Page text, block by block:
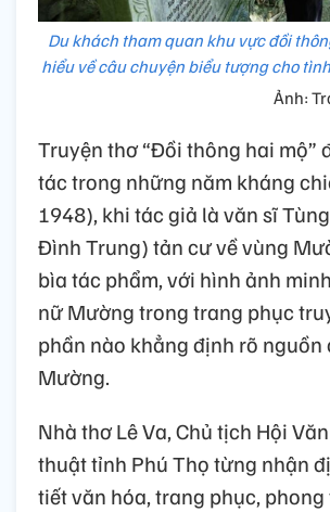
Du khách tham quan khu vực đồi
hiểu về câu chuyện biểu tượng cho
Ảnh:
Truyện thơ “Đồi thông hai mộ”
tác trong những năm kháng
1948), khi tác giả là văn sĩ
Đình Trung) tản cư về vùng
bìa tác phẩm, với hình ảnh
nữ Mường trong trang phục
phần nào khẳng định rõ nguồn
Mường.
Nhà thơ Lê Va, Chủ tịch Hội
thuật tỉnh Phú Thọ từng nhận
tiết văn hóa, trang phục,